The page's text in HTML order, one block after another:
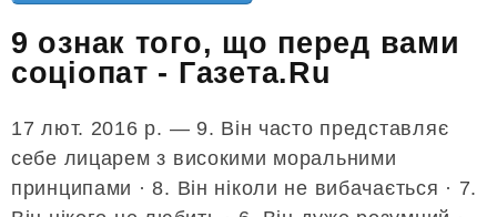
9 ознак того, що перед вами
соціопат - Газета.Ru
17 лют. 2016 р. — 9. Він часто представляє
себе лицарем з високими моральними
принципами · 8. Він ніколи не вибачається · 7.